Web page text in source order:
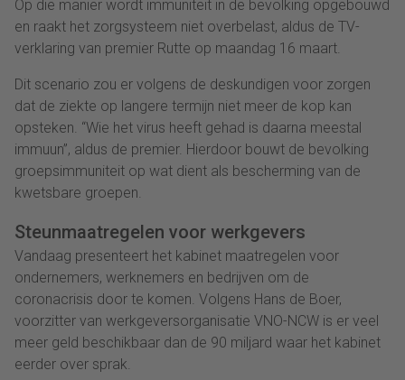
Op die manier wordt immuniteit in de bevolking opgebouwd
en raakt het zorgsysteem niet overbelast, aldus de TV-
verklaring van premier Rutte op maandag 16 maart.
Dit scenario zou er volgens de deskundigen voor zorgen
dat de ziekte op langere termijn niet meer de kop kan
opsteken. “Wie het virus heeft gehad is daarna meestal
immuun”, aldus de premier. Hierdoor bouwt de bevolking
groepsimmuniteit op wat dient als bescherming van de
kwetsbare groepen.
Steunmaatregelen voor werkgevers
Vandaag presenteert het kabinet maatregelen voor
ondernemers, werknemers en bedrijven om de
coronacrisis door te komen. Volgens Hans de Boer,
voorzitter van werkgeversorganisatie VNO-NCW is er veel
meer geld beschikbaar dan de 90 miljard waar het kabinet
eerder over sprak.